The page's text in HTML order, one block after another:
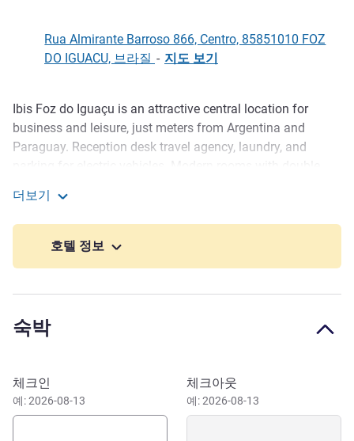
Rua Almirante Barroso 866, Centro, 85851010 FOZ
DO IGUACU, 브라질 - 지도 보기
호텔설명
Ibis Foz do Iguaçu is an attractive central location for
business and leisure, just meters from Argentina and
Paraguay. Reception desk travel agency, laundry, and
WiFi, Smart TV, refrigerator, hairdryer and air conditioning.
Enjoy the daily breakfast from 6:30 to 10:00 and our 24h
access to the city's sights. With a 37-minute drive you can
just a 20-minute drive. From Foz do Iguaçu you can reach
Argentine city of Puerto Iguazu to buy quality clothes.
Staying at ibis Foz do Iguaçu means beautiful tours,
더보기
호텔 정보
숙박
이 호텔 예약하기
체크인
예: 2026-08-13
체크아웃
예: 2026-08-13